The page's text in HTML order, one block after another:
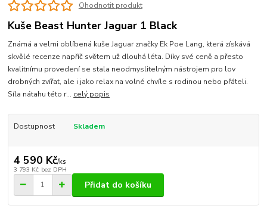
Ohodnotit produkt
Kuše Beast Hunter Jaguar 1 Black
Známá a velmi oblíbená kuše Jaguar značky Ek Poe Lang, která získává
skvělé recenze napříč světem už dlouhá léta. Díky své ceně a přesto
kvalitnímu provedení se stala neodmyslitelným nástrojem pro lov
drobných zvířat, ale i jako relax na volné chvíle s rodinou nebo přáteli.
Síla nátahu této r... celý popis
Dostupnost Skladem
4 590 Kč/ks
3 793 Kč bez DPH
Přidat do košíku